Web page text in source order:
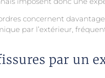
concernent
par l’extérieur,
par un